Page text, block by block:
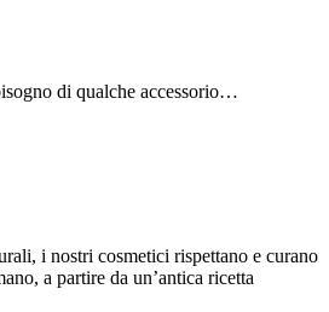
di qualche accessorio…
i nostri cosmetici rispettano e curano
a partire da un’antica ricetta